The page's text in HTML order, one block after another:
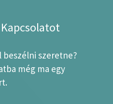
szeretne?
még ma egy